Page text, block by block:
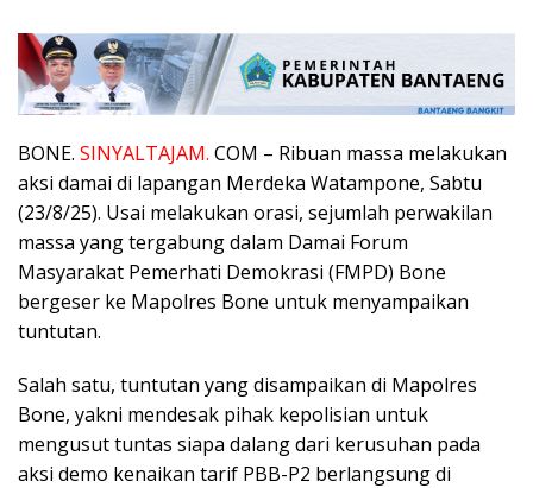
BONE. SINYALTAJAM. COM – Ribuan massa melakukan
aksi damai di lapangan Merdeka Watampone, Sabtu
(23/8/25). Usai melakukan orasi, sejumlah perwakilan
massa yang tergabung dalam Damai Forum
Masyarakat Pemerhati Demokrasi (FMPD) Bone
bergeser ke Mapolres Bone untuk menyampaikan
tuntutan.
Salah satu, tuntutan yang disampaikan di Mapolres
Bone, yakni mendesak pihak kepolisian untuk
mengusut tuntas siapa dalang dari kerusuhan pada
aksi demo kenaikan tarif PBB-P2 berlangsung di